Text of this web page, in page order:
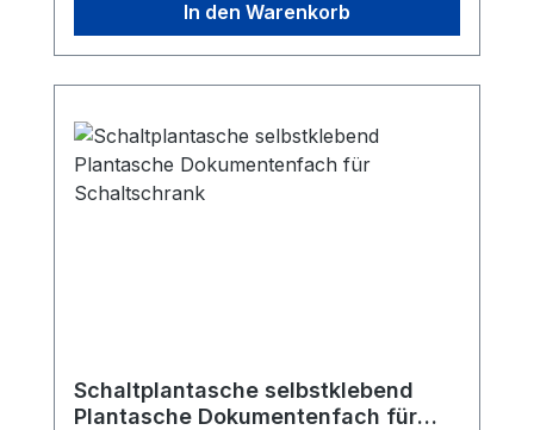
In den Warenkorb
Schaltplantasche selbstklebend
Plantasche Dokumentenfach für